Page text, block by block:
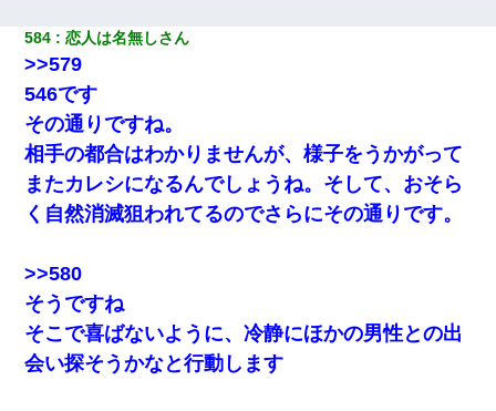
584 恋人は名無しさん
>>579
546です
その通りですね。
相手の都合はわかりませんが、様子をうかがって
またカレシになるんでしょうね。そして、おそら
く自然消滅狙われてるのでさらにその通りです。
>>580
そうですね
そこで喜ばないように、冷静にほかの男性との出
会い探そうかなと行動します